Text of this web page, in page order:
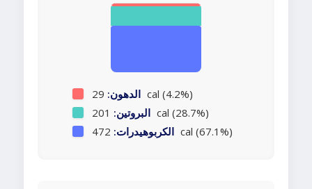
الدهون: 29 cal (4.2%)
البروتين: 201 cal (28.7%)
الكربوهيدرات: 472 cal (67.1%)